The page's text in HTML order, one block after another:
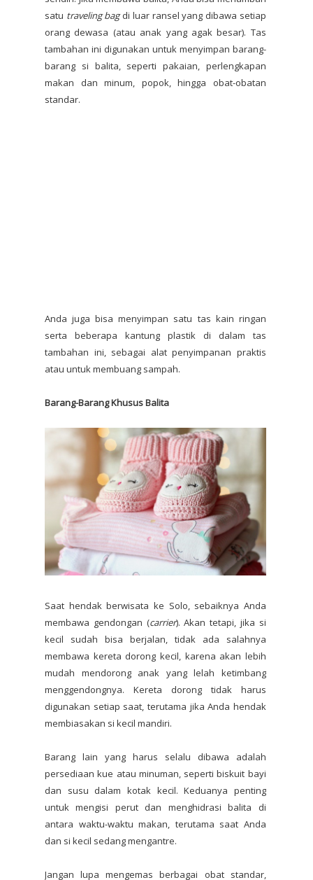
satu traveling bagdi luar ransel yang dibawa setiap
orang dewasa (atau anak yang agak besar). Tas
tambahan ini digunakan untuk menyimpan barang-
barang si balita, seperti pakaian, perlengkapan
makan dan minum, popok, hingga obat-obatan
standar.
Anda juga bisa menyimpan satu tas kain ringan
serta beberapa kantung plastik di dalam tas
tambahan ini, sebagai alat penyimpanan praktis
atau untuk membuang sampah.
Barang-Barang Khusus Balita
Saat hendak berwisata ke Solo, sebaiknya Anda
membawa gendongan (carrier). Akan tetapi, jika si
kecil sudah bisa berjalan, tidak ada salahnya
membawa kereta dorong kecil, karena akan lebih
mudah mendorong anak yang lelah ketimbang
menggendongnya. Kereta dorong tidak harus
digunakan setiap saat, terutama jika Anda hendak
membiasakan si kecil mandiri.
Barang lain yang harus selalu dibawa adalah
persediaan kue atau minuman, seperti biskuit bayi
dan susu dalam kotak kecil. Keduanya penting
untuk mengisi perut dan menghidrasi balita di
antara waktu-waktu makan, terutama saat Anda
dan si kecil sedang mengantre.
Jangan lupa mengemas berbagai obat standar,